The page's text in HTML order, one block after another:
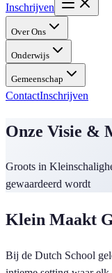
Inschrijven
Over Ons
Onderwijs
Gemeenschap
ContactInschrijven
Onze Visie &
Groots in
gewaardeerd wordt
Klein Maakt
Bij de Dutch School